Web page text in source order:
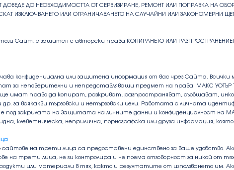
ДО НЕОБХОДИМОСТТА ОТ СЕРВИЗИРАНЕ, РЕМОНТ ИЛИ ПОПРАВКА НА
ИЗКЛЮЧВАНЕТО ИЛИ ОГРАНИЧАВАНЕТО НА СЛУЧАЙНИ ИЛИ ЗАКОНОМЕРНИ
Сайт, е защитен с авторски права.КОПИРАНЕТО ИЛИ
конфиденциална или защитена информация от вас чрез Сайта.
за неповерителни и непредставляващи предмет на права. МАКС УОТЪР
имат право да копират, разкриват, разпространяват, съобщават,
др. за всякакви търговски и нетърговски цели. Работата с личната
е под закрилата на Защитата на личните данни и конфиденциалност на
клеветническа, неприлична, порнографска или друга информация, която
на трети лица са предоставени единствено за ваше удобство.
на трети лица, не ги контролира и не поема отговорност за никой от
или материали в тях, както и резултатите от използването им.